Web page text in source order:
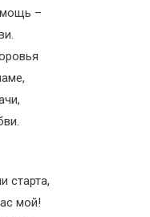
–
старта,
мой!